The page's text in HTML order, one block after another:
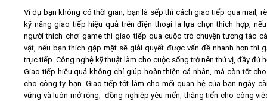
Ví dụ bạn không có thời gian, bạn là sếp thì cách giao tiếp qua mail,
kỹ năng giao tiếp hiệu quả trên điện thoại là lựa chọn thích hợp,
người thích chơi game thì giao tiếp qua cuộc trò chuyện tương tác
vật, nếu bạn thích gặp mặt sẽ giải quyết được vấn đề nhanh hơn thì
trực tiếp. Công nghệ kỹ thuật làm cho cuộc sống trở nên thú vị, đầy đủ
Giao tiếp hiệu quả không chỉ giúp hoàn thiện cá nhân, mà còn tốt
cho công ty bạn. Giao tiếp tốt làm cho mối quan hệ của bạn ngày
vững và luôn mở rộng, đồng nghiệp yêu mến, thăng tiến cho công